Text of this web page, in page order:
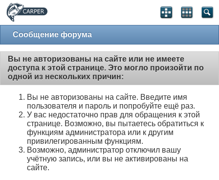
Сообщение форума
Вы не авторизованы на сайте или не имеете
доступа к этой странице. Это могло произойти по
одной из нескольких причин:
Вы не авторизованы на сайте. Введите имя
пользователя и пароль и попробуйте ещё раз.
У вас недостаточно прав для обращения к этой
странице. Возможно, вы пытаетесь обратиться к
функциям администратора или к другим
привилегированным функциям.
Возможно, администратор отключил вашу
учётную запись, или вы не активированы на
сайте.